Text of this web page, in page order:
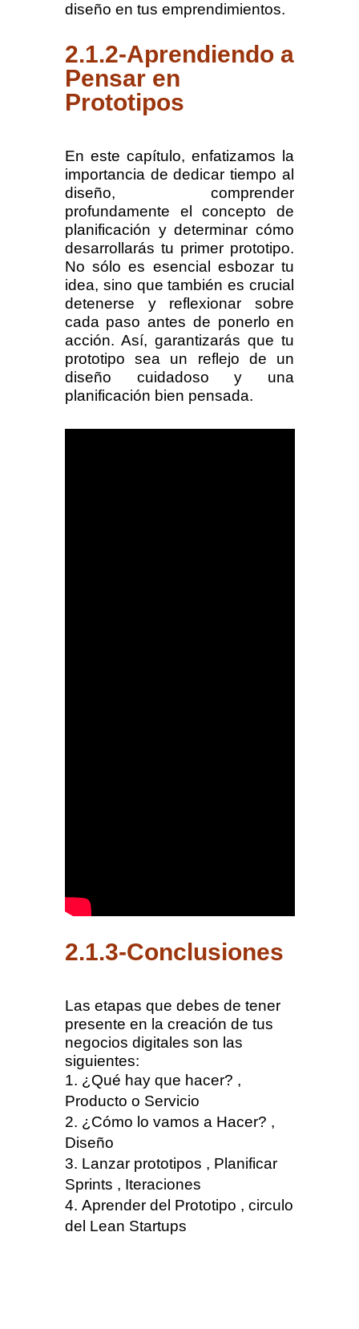
diseño en tus emprendimientos.
2.1.2-Aprendiendo a
Pensar en
Prototipos
En este capítulo, enfatizamos la
importancia de dedicar tiempo al
diseño, comprender
profundamente el concepto de
planificación y determinar cómo
desarrollarás tu primer prototipo.
No sólo es esencial esbozar tu
idea, sino que también es crucial
detenerse y reflexionar sobre
cada paso antes de ponerlo en
acción. Así, garantizarás que tu
prototipo sea un reflejo de un
diseño cuidadoso y una
planificación bien pensada.
2.1.3-Conclusiones
Las etapas que debes de tener
presente en la creación de tus
negocios digitales son las
siguientes:
¿Qué hay que hacer? ,
Producto o Servicio
¿Cómo lo vamos a Hacer? ,
Diseño
Lanzar prototipos , Planificar
Sprints , Iteraciones
Aprender del Prototipo , circulo
del Lean Startups